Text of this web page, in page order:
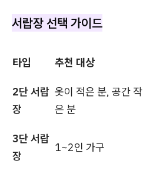
서랍장 선택 가이드
타입 추천 대상
2단 서랍
장
옷이 적은 분, 공간 작
은 분
3단 서랍
장
1~2인 가구